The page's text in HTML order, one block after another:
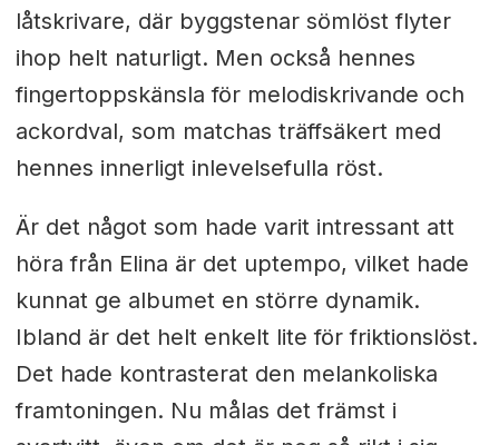
låtskrivare, där byggstenar sömlöst flyter
ihop helt naturligt. Men också hennes
fingertoppskänsla för melodiskrivande och
ackordval, som matchas träffsäkert med
hennes innerligt inlevelsefulla röst.
Är det något som hade varit intressant att
höra från Elina är det uptempo, vilket hade
kunnat ge albumet en större dynamik.
Ibland är det helt enkelt lite för friktionslöst.
Det hade kontrasterat den melankoliska
framtoningen. Nu målas det främst i